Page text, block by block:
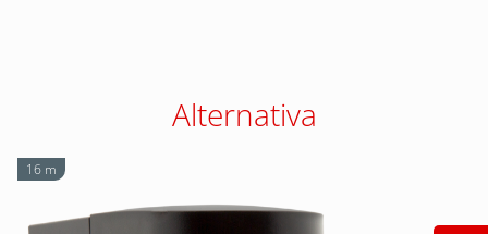
Alternativa
16 m